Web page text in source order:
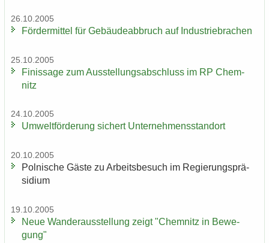
26.10.2005
För­der­mit­tel für Ge­bäu­de­ab­bruch auf In­dus­trie­bra­chen
25.10.2005
Fi­nis­sa­ge zum Aus­stel­lungs­ab­schluss im RP Chem­
nitz
24.10.2005
Um­welt­för­de­rung si­chert Un­ter­neh­mens­stand­ort
20.10.2005
Pol­ni­sche Gäste zu Ar­beits­be­such im Re­gie­rungs­prä­
si­di­um
19.10.2005
Neue Wan­der­aus­stel­lung zeigt "Chem­nitz in Be­we­
gung"